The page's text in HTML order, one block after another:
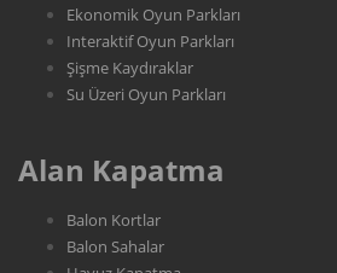
Ekonomik Oyun Parkları
Interaktif Oyun Parkları
Şişme Kaydıraklar
Su Üzeri Oyun Parkları
Alan Kapatma
Balon Kortlar
Balon Sahalar